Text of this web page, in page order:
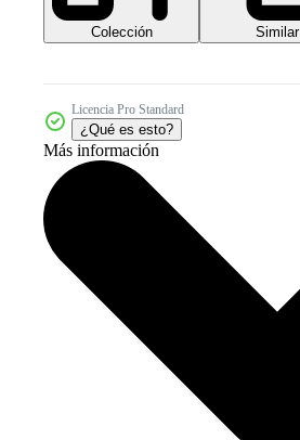
Colección Similar
Licencia Pro Standard
¿Qué es esto?
Más información